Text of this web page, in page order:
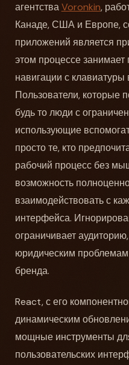
агентстваVoronkin,
Канаде, США и Европе,
приложений является
этом процессе
навигации с
Пользователи, которые
будь то люди с
использующие
просто те, кто
рабочий процесс без
возможность
взаимодействовать с
интерфейса.
ограничивает
юридическим
бренда.
React, с его
динамическим
мощные инструменты
пользовательских